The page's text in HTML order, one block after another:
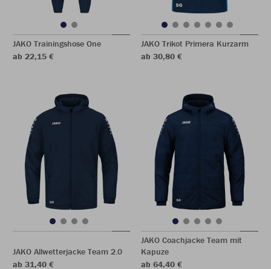
JAKO Trainingshose One
ab 22,15 €
JAKO Trikot Primera Kurzarm
ab 30,80 €
JAKO Allwetterjacke Team 2.0
ab 31,40 €
JAKO Coachjacke Team mit
Kapuze
ab 64,40 €